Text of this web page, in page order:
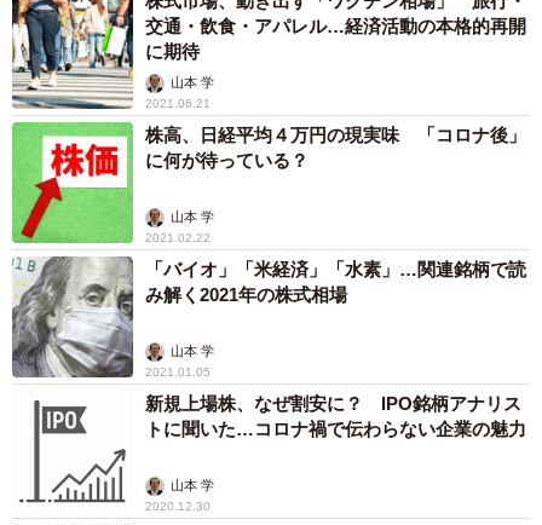
交通・飲食・アパレル…経済活動の本格的再開
に期待
山本 学
2021.06.21
株高、日経平均４万円の現実味 「コロナ後」
に何が待っている？
山本 学
2021.02.22
「バイオ」「米経済」「水素」…関連銘柄で読
み解く2021年の株式相場
山本 学
2021.01.05
新規上場株、なぜ割安に？ IPO銘柄アナリス
トに聞いた…コロナ禍で伝わらない企業の魅力
山本 学
2020.12.30